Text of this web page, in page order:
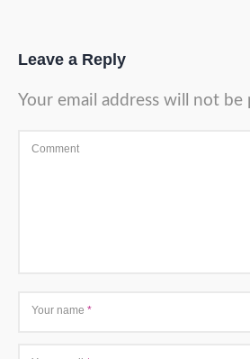
Leave a Reply
Your email address will not be
Comment
Your name *